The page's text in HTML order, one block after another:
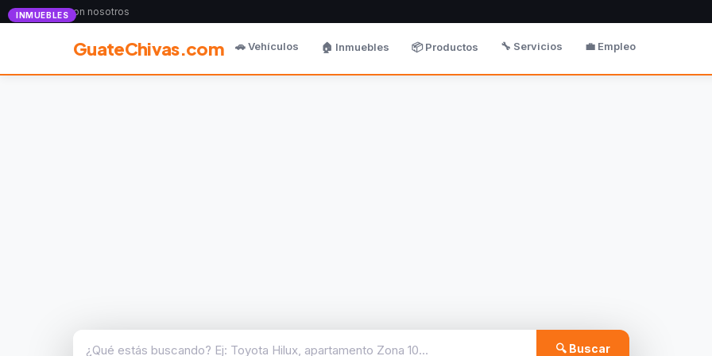
Anunciate con nosotros
GuateChivas.com 🚗 Vehículos 🏠 Inmuebles 📦 Productos 🔧 Servicios 💼 Empleo
🔍 Buscar
INMUEBLES